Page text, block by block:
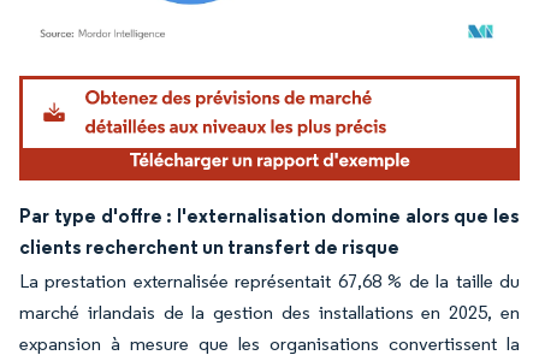
Image © Mordor Intelligence. La réutilisation nécessite une attribution sous CC BY
Par type d'offre : l'externalisation domine alors que les
clients recherchent un transfert de risque
La prestation externalisée représentait 67,68 % de la taille du
marché irlandais de la gestion des installations en 2025, en
expansion à mesure que les organisations convertissent la